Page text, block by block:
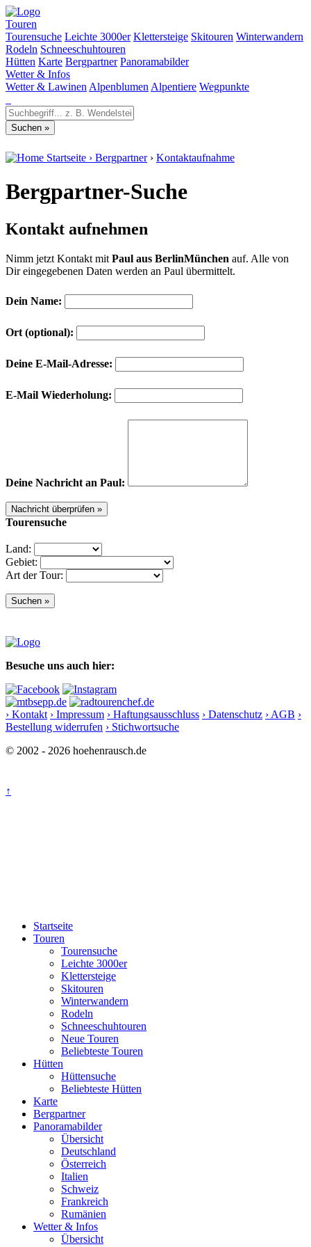
Touren
Tourensuche Leichte 3000er Klettersteige Skitouren Winterwandern
Rodeln Schneeschuhtouren
Hütten Karte Bergpartner Panoramabilder
Wetter & Infos
Wetter & Lawinen Alpenblumen Alpentiere Wegpunkte
Startseite › Bergpartner › Kontaktaufnahme
Bergpartner-Suche
Kontakt aufnehmen
Nimm jetzt Kontakt mit Paul aus BerlinMünchen auf. Alle von
Dir eingegebenen Daten werden an Paul übermittelt.
Dein Name:
Ort (optional):
Deine E-Mail-Adresse:
E-Mail Wiederholung:
Deine Nachricht an Paul:
Tourensuche
Land:
Gebiet:
Art der Tour:
Besuche uns auch hier:
› Kontakt › Impressum › Haftungsausschluss › Datenschutz › AGB ›
Bestellung widerrufen › Stichwortsuche
© 2002 - 2026 hoehenrausch.de
↑
Startseite
Touren
Tourensuche
Leichte 3000er
Klettersteige
Skitouren
Winterwandern
Rodeln
Schneeschuhtouren
Neue Touren
Beliebteste Touren
Hütten
Hüttensuche
Beliebteste Hütten
Karte
Bergpartner
Panoramabilder
Übersicht
Deutschland
Österreich
Italien
Schweiz
Frankreich
Rumänien
Wetter & Infos
Übersicht